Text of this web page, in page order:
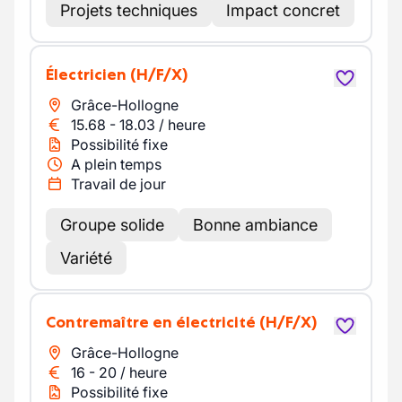
Projets techniques
Impact concret
Électricien (H/F/X)
Grâce-Hollogne
15.68 - 18.03 / heure
Possibilité fixe
A plein temps
Travail de jour
Groupe solide
Bonne ambiance
Variété
Contremaître en électricité (H/F/X)
Grâce-Hollogne
16 - 20 / heure
Possibilité fixe